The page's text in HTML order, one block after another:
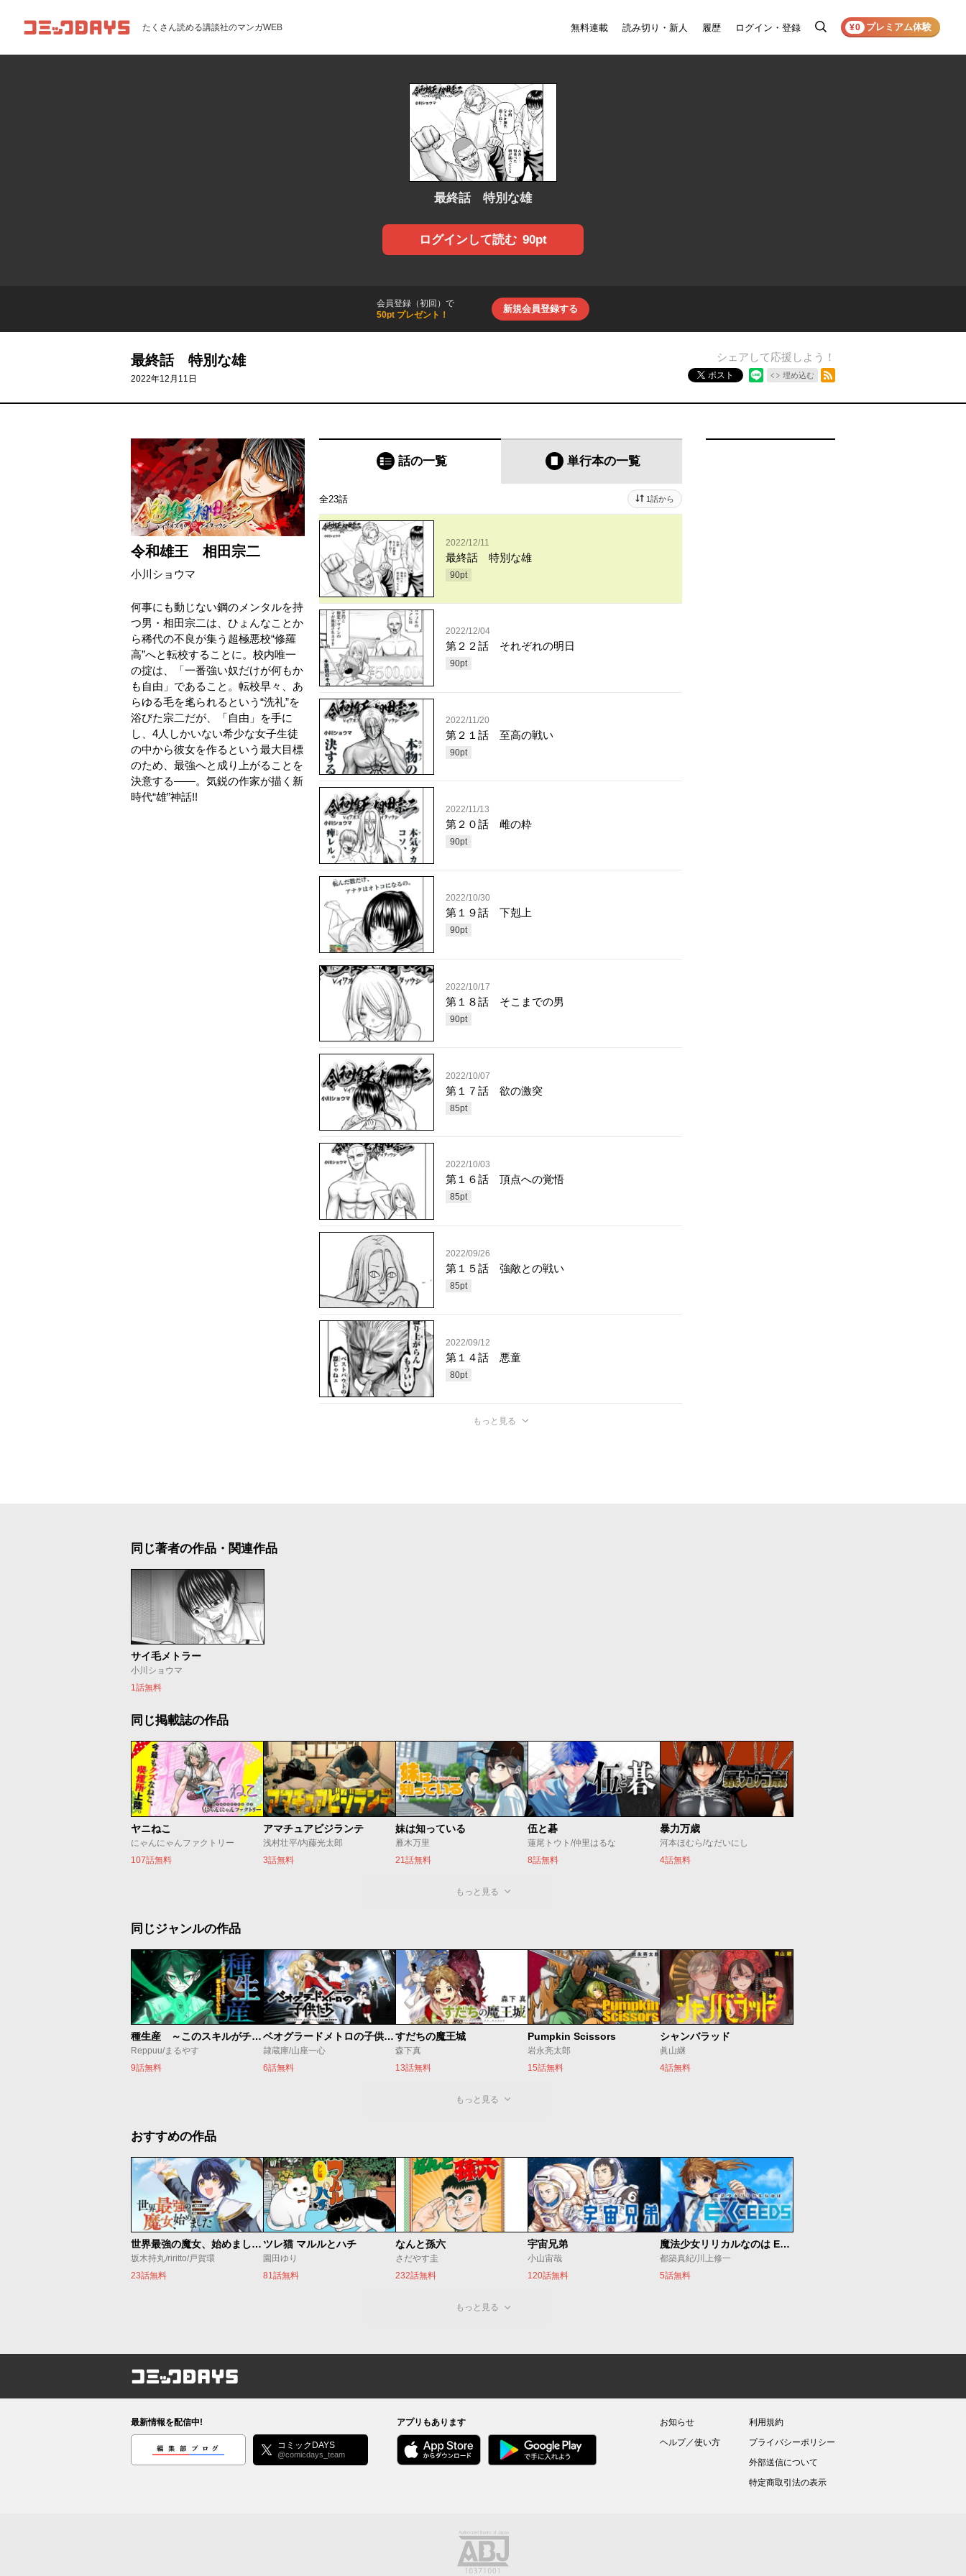
コミックDAYS たくさん読める講談社のマンガWEB 無料連載 読み切り・新人 履歴 ログイン・登録
検
¥0 プレミアム体験
最終話 特別な雄
ログインして読む 90pt
会員登録（初回）で
50pt プレゼント！
新規会員登録する
最終話 特別な雄
2022年12月11日
シェアして応援しよう！
ポスト 埋め込む
令和雄王 相田宗二
小川ショウマ
何事にも動じない鋼のメンタルを持
つ男・相田宗二は、ひょんなことか
ら稀代の不良が集う超極悪校“修羅
高”へと転校することに。校内唯一
の掟は、「一番強い奴だけが何もか
も自由」であること。転校早々、あ
らゆる毛を毟られるという“洗礼”を
浴びた宗二だが、「自由」を手に
し、4人しかいない希少な女子生徒
の中から彼女を作るという最大目標
のため、最強へと成り上がることを
決意する――。気鋭の作家が描く新
時代“雄”神話!!
話の一覧 単行本の一覧
全23話 1話から
2022/12/11
最終話 特別な雄
90pt
2022/12/04
第２２話 それぞれの明日
90pt
2022/11/20
第２１話 至高の戦い
90pt
2022/11/13
第２０話 雌の粋
90pt
2022/10/30
第１９話 下剋上
90pt
2022/10/17
第１８話 そこまでの男
90pt
2022/10/07
第１７話 欲の激突
85pt
2022/10/03
第１６話 頂点への覚悟
85pt
2022/09/26
第１５話 強敵との戦い
85pt
2022/09/12
第１４話 悪童
80pt
もっと見る
同じ著者の作品・関連作品
サイ毛メトラー
小川ショウマ
1話無料
同じ掲載誌の作品
ヤニねこ
にゃんにゃんファクトリー
107話無料
アマチュアビジランテ
浅村壮平/内藤光太郎
3話無料
妹は知っている
雁木万里
21話無料
伍と碁
蓮尾トウト/仲里はるな
8話無料
暴力万歳
河本ほむら/なだいにし
4話無料
もっと見る
同じジャンルの作品
種生産 ～このスキルがチートだとまだ誰も気付いていない～
Reppuu/まるやす
9話無料
ベオグラードメトロの子供たち
隷蔵庫/山座一心
6話無料
すだちの魔王城
森下真
13話無料
Pumpkin Scissors
岩永亮太郎
15話無料
シャンバラッド
眞山継
4話無料
もっと見る
おすすめの作品
世界最強の魔女、始めました ～私だけ『攻略サイト』を見れる世界で自由に生きます～
坂木持丸/riritto/戸賀環
23話無料
ツレ猫 マルルとハチ
園田ゆり
81話無料
なんと孫六
さだやす圭
232話無料
宇宙兄弟
小山宙哉
120話無料
魔法少女リリカルなのは EXCEEDS
都築真紀/川上修一
5話無料
もっと見る
コミックDAYS
最新情報を配信中!
編集部ブログ コミックDAYS
@comicdays_team
アプリもあります
お知らせ
ヘルプ／使い方
利用規約
プライバシーポリシー
外部送信について
特定商取引法の表示